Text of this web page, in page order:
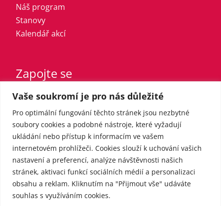
Vaše soukromí je pro nás důležité
Pro optimální fungování těchto stránek jsou nezbytné
soubory cookies a podobné nástroje, které vyžadují
ukládání nebo přístup k informacím ve vašem
internetovém prohlížeči. Cookies slouží k uchování vašich
nastavení a preferencí, analýze návštěvnosti našich
stránek, aktivaci funkcí sociálních médií a personalizaci
obsahu a reklam. Kliknutím na "Přijmout vše" udáváte
souhlas s využíváním cookies.
Náš program
Stanovy
Kalendář akcí
Zapojte se
Vstupte do strany
Registrovaný sympatizant
Přispějte finančně
Pro média
Kontakt
Tiskové zprávy